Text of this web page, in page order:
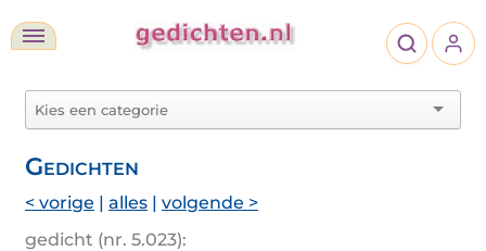
Gedichten
< vorige | alles | volgende >
gedicht (nr. 5.023):